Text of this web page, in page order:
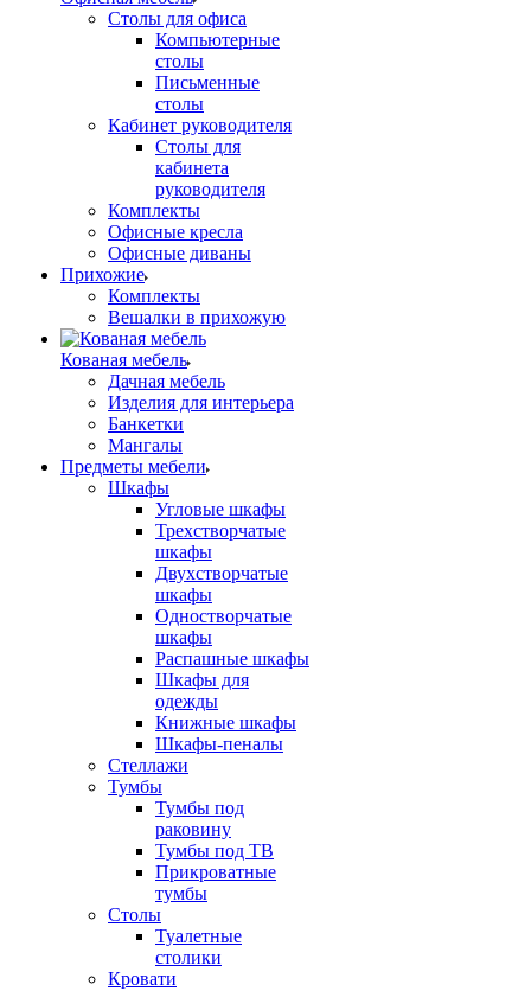
Столы для офиса
Компьютерные
столы
Письменные
столы
Кабинет руководителя
Столы для
кабинета
руководителя
Комплекты
Офисные кресла
Офисные диваны
Прихожие
Комплекты
Вешалки в прихожую
Кованая мебель
Дачная мебель
Изделия для интерьера
Банкетки
Мангалы
Предметы мебели
Шкафы
Угловые шкафы
Трехстворчатые
шкафы
Двухстворчатые
шкафы
Одностворчатые
шкафы
Распашные шкафы
Шкафы для
одежды
Книжные шкафы
Шкафы-пеналы
Стеллажи
Тумбы
Тумбы под
раковину
Тумбы под ТВ
Прикроватные
тумбы
Столы
Туалетные
столики
Кровати